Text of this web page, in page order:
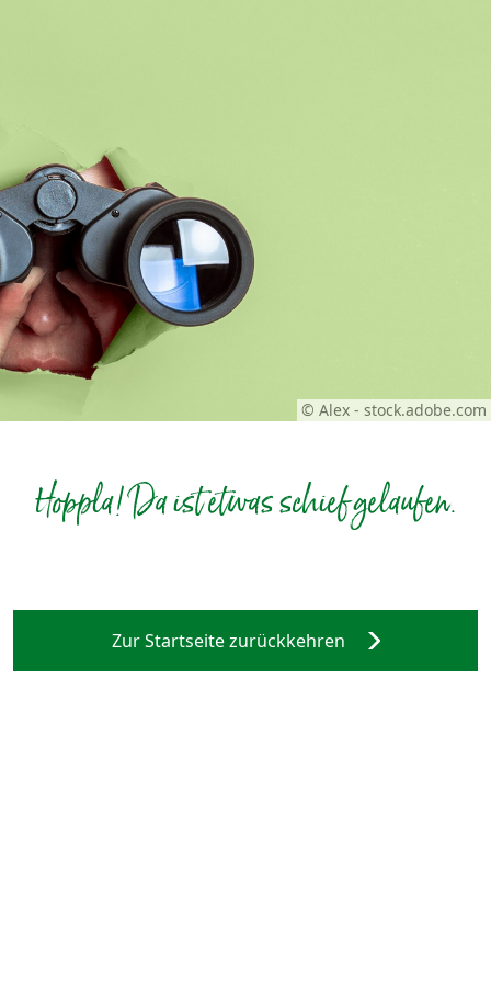
© Alex - stock.adobe.com
Hoppla! Da ist etwas schief gelaufen.
Zur Startseite zurückkehren